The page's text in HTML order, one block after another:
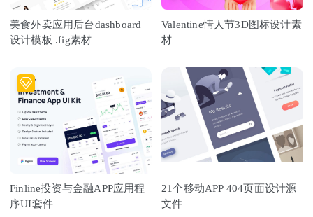
美食外卖应用后台dashboard
设计模板 .fig素材
Valentine情人节3D图标设计素
材
Finline投资与金融APP应用程
序UI套件
21个移动APP 404页面设计源
文件